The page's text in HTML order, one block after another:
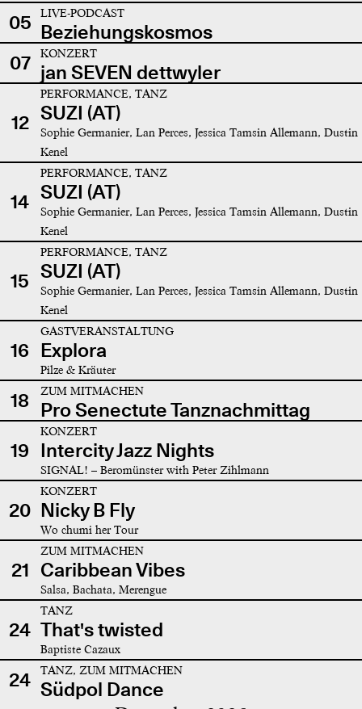
05 LIVE-PODCAST
Beziehungskosmos
07
KONZERT
jan SEVEN dettwyler
12
PERFORMANCE, TANZ
SUZI (AT)
Sophie Germanier, Lan Perces, Jessica Tamsin Allemann, Dustin
Kenel
14
PERFORMANCE, TANZ
SUZI (AT)
Sophie Germanier, Lan Perces, Jessica Tamsin Allemann, Dustin
Kenel
15
PERFORMANCE, TANZ
SUZI (AT)
Sophie Germanier, Lan Perces, Jessica Tamsin Allemann, Dustin
Kenel
16
GASTVERANSTALTUNG
Explora
Pilze & Kräuter
18 ZUM MITMACHEN
Pro Senectute Tanznachmittag
19
KONZERT
Intercity Jazz Nights
SIGNAL! – Beromünster with Peter Zihlmann
20
KONZERT
Nicky B Fly
Wo chumi her Tour
21
ZUM MITMACHEN
Caribbean Vibes
Salsa, Bachata, Merengue
24
TANZ
That's twisted
Baptiste Cazaux
24 TANZ, ZUM MITMACHEN
Südpol Dance